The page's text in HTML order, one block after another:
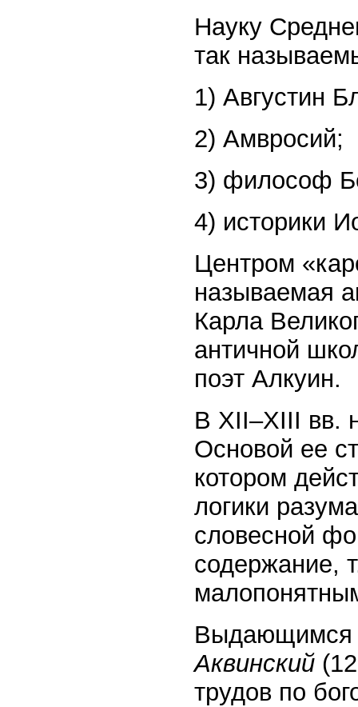
Науку
так
1) Августин
2) Амвросий;
3) философ
4) историки
Центром
называемая
Карла
античной
поэт Алкуин.
В XII–XIII вв.
Основой ее
котором
логики
словесной
содержание,
Выдающимся
Аквинский
трудов по